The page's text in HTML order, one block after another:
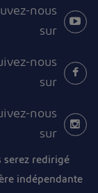
serez redirigé
indépendante
nous
sur
nous
sur
nous
sur